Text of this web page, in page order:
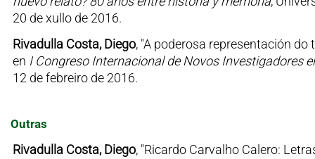
20 de xullo de 2016.
Rivadulla Costa, Diego, "A poderosa representación do
en I Congreso Internacional de Novos Investigadores
12 de febreiro de 2016.
Outras
Rivadulla Costa, Diego, "Ricardo Carvalho Calero: